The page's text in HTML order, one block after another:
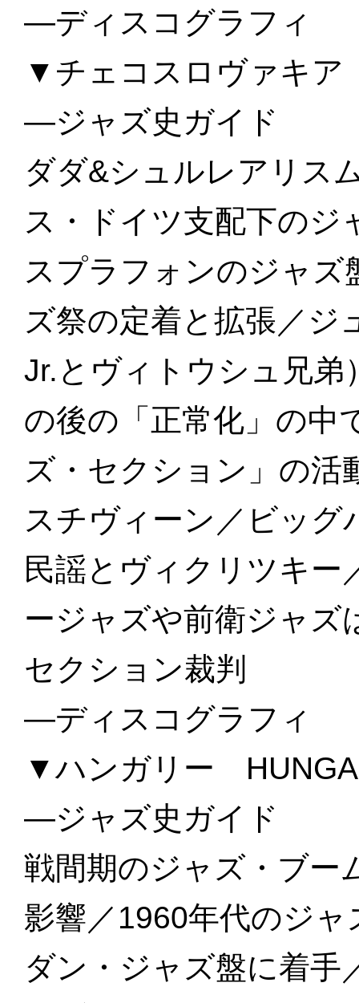
—ディスコグラフィ
▼チェコスロヴァキ
—ジャズ史ガイド
ダダ&シュルレアリス
ス・ドイツ支配下のジ
スプラフォンのジャズ
ズ祭の定着と拡張／ジ
Jr.とヴィトウシュ兄弟
の後の「正常化」の中
ズ・セクション」の活
スチヴィーン／ビッグ
民謡とヴィクリツキー
ージャズや前衛ジャズ
セクション裁判
—ディスコグラフィ
▼ハンガリー
—ジャズ史ガイド
戦間期のジャズ・ブー
影響／1960年代のジ
ダン・ジャズ盤に着手